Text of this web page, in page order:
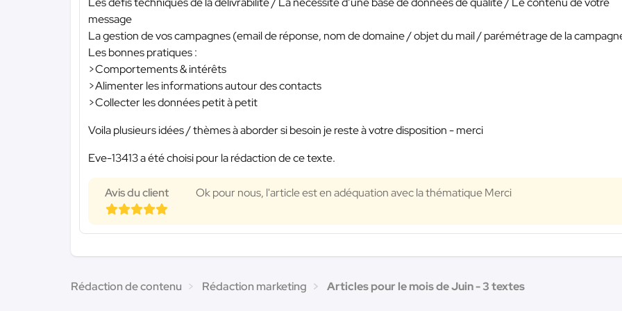
message
La gestion de vos campagnes (email de réponse, nom de domaine / objet du mail / parémétrage de la
Les bonnes pratiques :
>Comportements & intérêts
>Alimenter les informations autour des contacts
>Collecter les données petit à petit
Voila plusieurs idées / thèmes à aborder si besoin je reste à votre disposition - merci
Eve-13413 a été choisi pour la rédaction de ce texte.
Avis du client Ok pour nous, l'article est en adéquation avec la thématique Merci
Rédaction de contenu Rédaction marketing Articles pour le mois de Juin - 3 textes